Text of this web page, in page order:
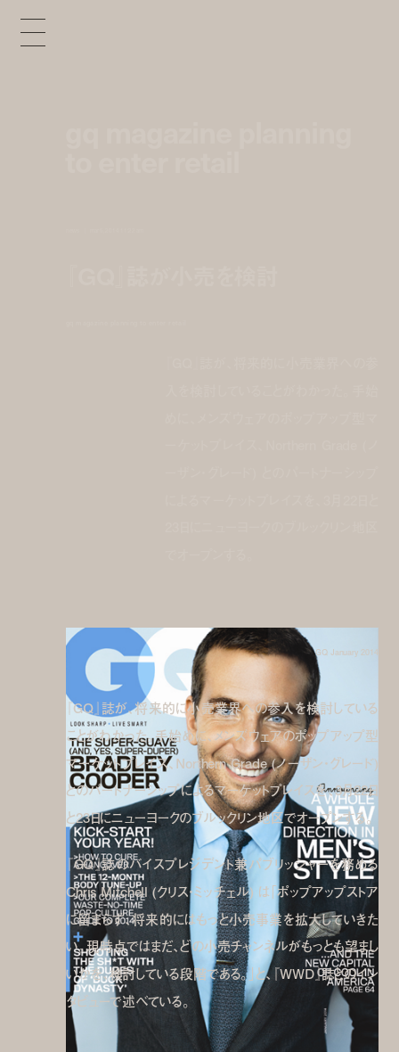
GQ January 2014
『GQ』誌が、将来的に小売業界への参入を検討している
ことがわかった。手始めに、メンズウェアのポップアップ型
マーケットプレイス、Northern Grade (ノーザン・グレード)
とのパートナーシップによるマーケットプレイスを、3月22日
と23日にニューヨークのブルックリン地区でオープンする。
『GQ』誌のバイスプレジデント兼パブリッシャーを務める
Chris Mitchell (クリス・ミッチェル) は「ポップアップストア
に留まらず、将来的にはもっと小売事業を拡大していきた
い。現時点ではまだ、どの小売チャンネルがもっとも望まし
いかを、検討している段階である。」と、『WWD』誌とのイン
タビューで述べている。